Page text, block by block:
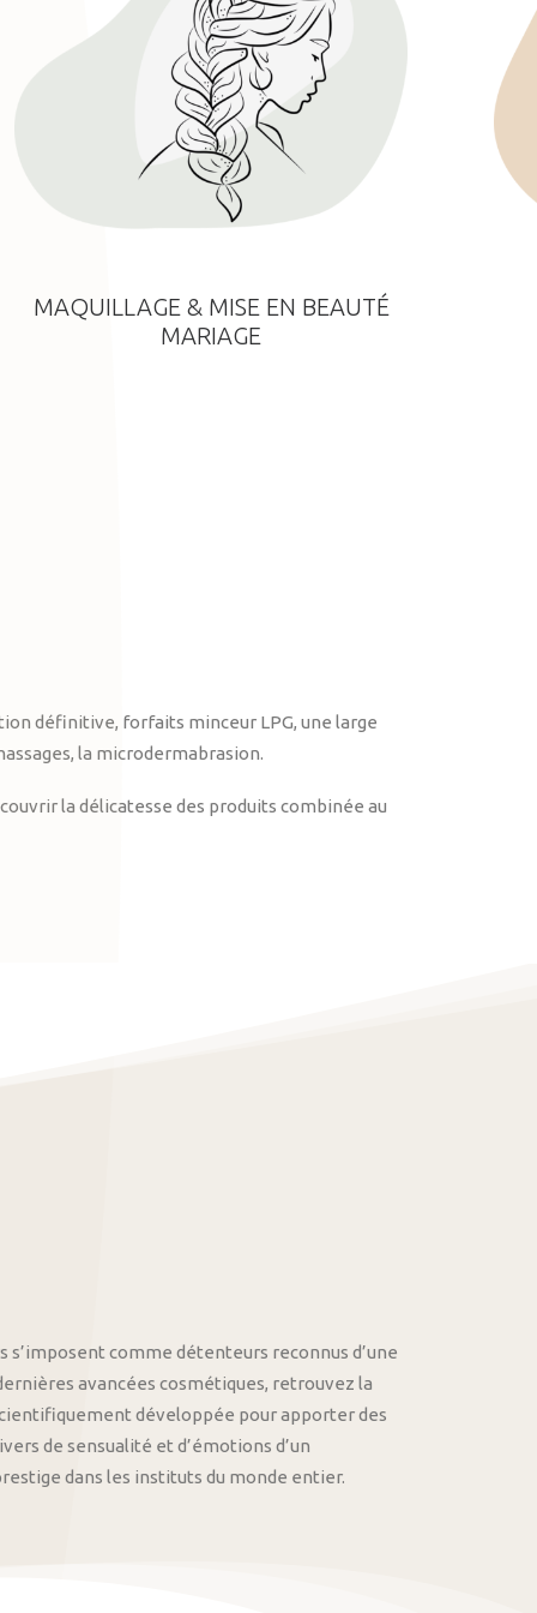
MAQUILLAGE & MISE EN BEAUTÉ
MARIAGE
définitive, forfaits minceur LPG, une large
la microdermabrasion.
la délicatesse des produits combinée au
s’imposent comme détenteurs reconnus d’une
avancées cosmétiques, retrouvez la
développée pour apporter des
de sensualité et d’émotions d’un
dans les instituts du monde entier.